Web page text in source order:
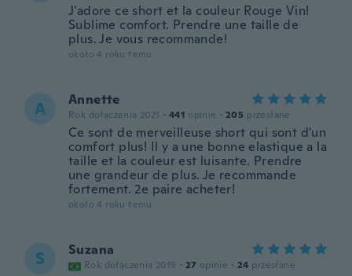
J'adore ce short et la couleur Rouge Vin!
Sublime comfort. Prendre une taille de
plus. Je vous recommande!
około 4 roku temu
A Annette
Rok dołączenia 2021 · 441 opinie · 205 przesłane
Ce sont de merveilleuse short qui sont d'un
comfort plus! Il y a une bonne elastique a la
taille et la couleur est luisante. Prendre
une grandeur de plus. Je recommande
fortement. 2e paire acheter!
około 4 roku temu
S Suzana
Rok dołączenia 2019 · 27 opinie · 24 przesłane